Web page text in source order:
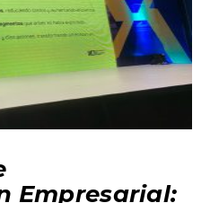
Empresarial: